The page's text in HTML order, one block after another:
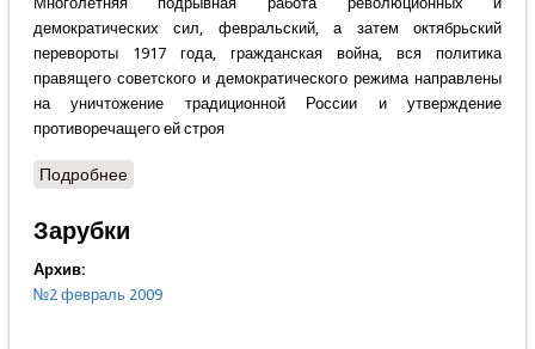
демократических сил, февральский, а затем октябрьский
перевороты 1917 года, гражданская война, вся политика
правящего советского и демократического режима направлены
на уничтожение традиционной России и утверждение
противоречащего ей строя
Подробнеео Олег Алексеев - Господи, прости!
Зарубки
Архив:
№2 февраль 2009